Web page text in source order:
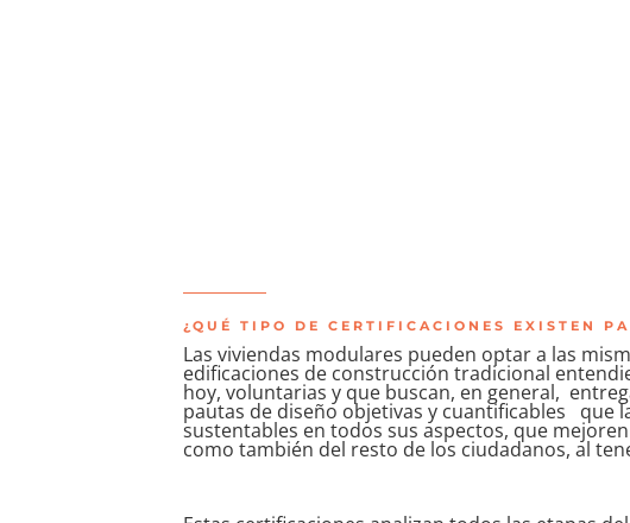
¿QUÉ TIPO DE CERTIFICACIONES EXISTEN
Las viviendas modulares pueden optar a las
edificaciones de construcción tradicional
hoy, voluntarias y que buscan, en general,
pautas de diseño objetivas y cuantificables que
sustentables en todos sus aspectos, que
como también del resto de los ciudadanos, al